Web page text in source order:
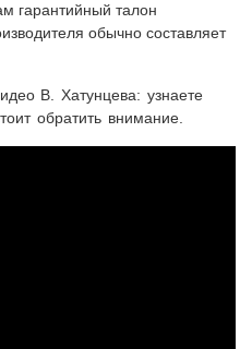
гарантийный талон
обычно составляет
В. Хатунцева: узнаете
обратить внимание.